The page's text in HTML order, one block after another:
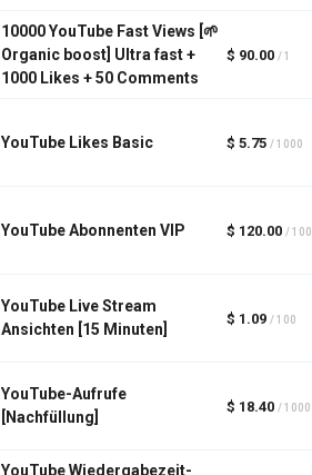
10000 YouTube Fast Views [🌱
Organic boost] Ultra fast +
1000 Likes + 50 Comments
$ 90.00 / 1
YouTube Likes Basic $ 5.75 / 1000
YouTube Abonnenten VIP $ 120.00 / 100
YouTube Live Stream
Ansichten [15 Minuten]
$ 1.09 / 100
YouTube-Aufrufe
[Nachfüllung]
$ 18.40 / 1000
YouTube Wiedergabezeit-